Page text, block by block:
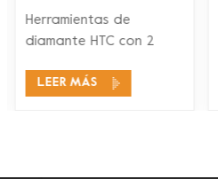
segmento de
hexágonos dobles Ez
Herramientas de
diamante HTC con 2
diamantes son
LEER MÁS